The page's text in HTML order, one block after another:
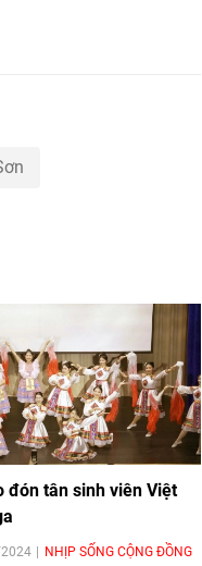
đón tân sinh viên Việt
NHỊP SỐNG CỘNG ĐỒNG